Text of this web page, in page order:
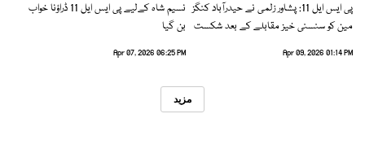
پی ایس ایل 11: پشاور زلمی نے حیدرآباد کنگز
مین کو سنسنی خیز مقابلے کے بعد شکست
Apr 09, 2026 01:14 PM
نسیم شاہ کےلیے پی ایس ایل 11 ڈراؤنا خواب
بن گیا
Apr 07, 2026 06:25 PM
مزید